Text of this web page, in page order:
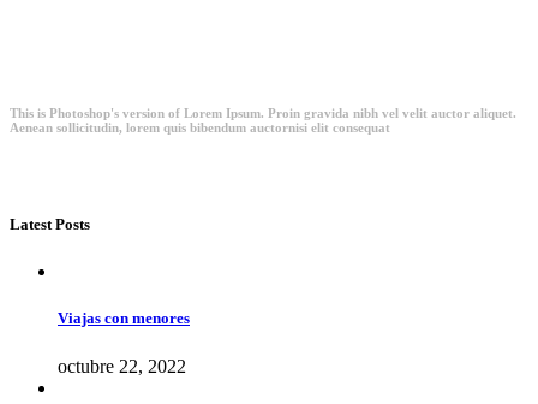
This is Photoshop's version of Lorem Ipsum. Proin gravida nibh vel velit auctor aliquet.
Aenean sollicitudin, lorem quis bibendum auctornisi elit consequat
Latest Posts
Viajas con menores
octubre 22, 2022